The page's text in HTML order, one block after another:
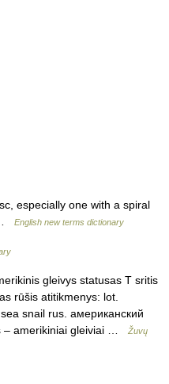
especially one with a spiral
English new terms dictionary
gleivys statusas T sritis
rūšis atitikmenys: lot.
snail rus. американский
– amerikiniai gleiviai …
Žuvų